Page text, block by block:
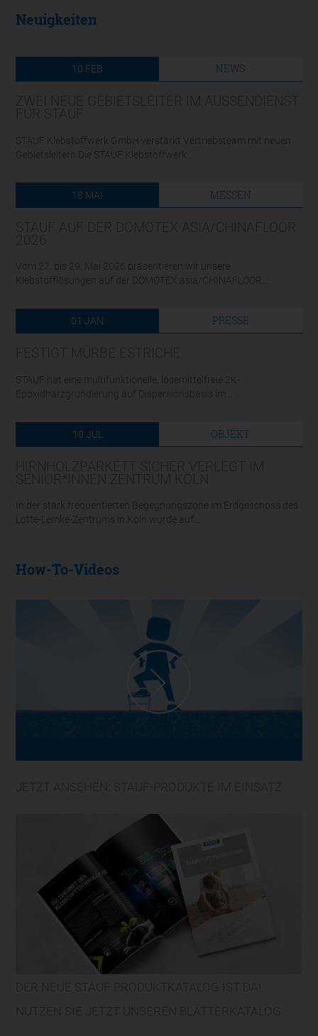
Neuigkeiten
10 FEB NEWS
STAUF Klebstoffwerk GmbH verstärkt Vertriebsteam mit neuen
Gebietsleitern Die STAUF Klebstoffwerk...
18 MAI MESSEN
Vom 27. bis 29. Mai 2026 präsentieren wir unsere
Klebstofflösungen auf der DOMOTEX asia/CHINAFLOOR...
01 JAN PRESSE
STAUF hat eine multifunktionelle, lösemittelfreie 2K-
Epoxidharzgrundierung auf Dispersionsbasis im...
10 JUL OBJEKT
In der stark frequentierten Begegnungszone im Erdgeschoss des
Lotte-Lemke-Zentrums in Köln wurde auf...
How-To-Videos